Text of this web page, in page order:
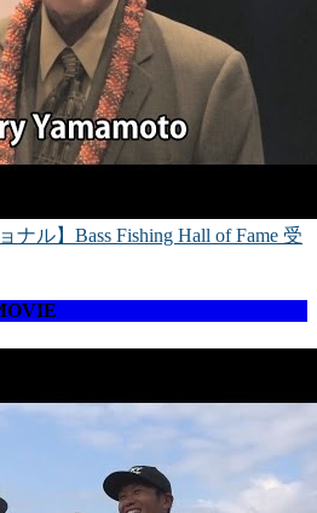
ナル】Bass Fishing Hall of Fame 受